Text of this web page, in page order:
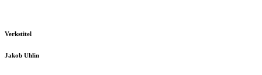
Verkstitel
Jakob Uhlin